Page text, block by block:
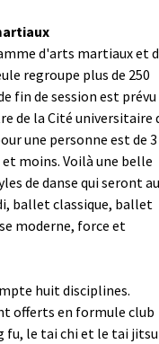
d'arts martiaux et
regroupe plus de 250
fin de session est prévu
de la Cité universitaire
une personne est de 3
moins. Voilà une belle
de danse qui seront
ballet classique, ballet
moderne, force et
huit disciplines.
offerts en formule club
fu, le tai chi et le tai jitsu